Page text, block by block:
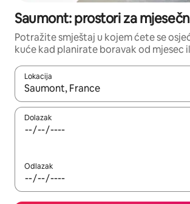
Saumont: prostori za
Potražite smještaj u kojem ćete se
kuće kad planirate boravak od mjesec
Lokacija
Kada budu dostupni rezultati, moći ćete
Dolazak
Odlazak